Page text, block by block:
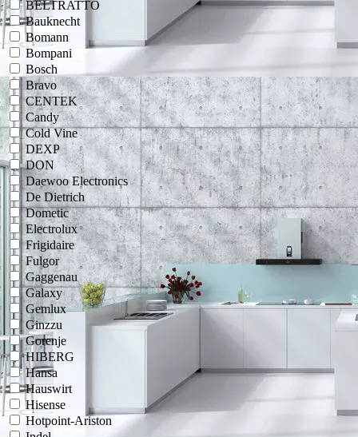
BELTRATTO
Bauknecht
Bomann
Bompani
Bosch
Bravo
CENTEK
Candy
Cold Vine
DEXP
DON
Daewoo Electronics
De Dietrich
Dometic
Electrolux
Frigidaire
Fulgor
Gaggenau
Galaxy
Gemlux
Ginzzu
Gorenje
HIBERG
Hansa
Hauswirt
Hisense
Hotpoint-Ariston